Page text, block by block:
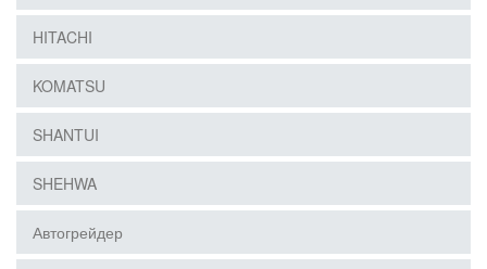
HITACHI
KOMATSU
SHANTUI
SHEHWA
Автогрейдер